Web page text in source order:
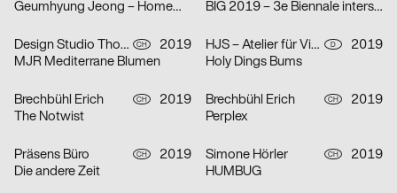
Geumhyung Jeong – Homemade RC Toy
BIG 2019 – 3e Biennale interstellaire des espaces d’art de Genève
Design Studio Thom Pfister CH
2019
MJR Mediterrane Blumen
HJS – Atelier für Visuelle Kommunikation D
2019
Holy Dings Bums
Brechbühl Erich CH
2019
The Notwist
Brechbühl Erich CH
2019
Perplex
Präsens Büro CH
2019
Die andere Zeit
Simone Hörler CH
2019
HUMBUG